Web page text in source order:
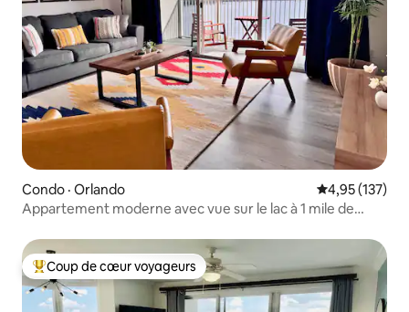
Condo · Orlando Note
4,95 (137)
Appartement moderne avec vue sur le lac à 1 mile de
Coup de cœur voyageurs parmi les plus aimés
Coup de cœur voyageurs